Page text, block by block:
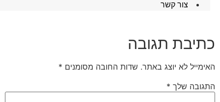
צור קשר
תגובה
לא יוצג באתר. שדות החובה מסומנים*
שלך*